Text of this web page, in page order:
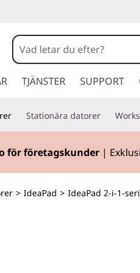
TJÄNSTER SUPPORT
Stationära datorer
för företagskunder|
2 of 2
> IdeaPad > IdeaPad 2-i-1-